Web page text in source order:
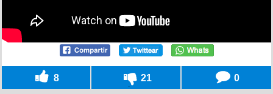
8 21 0